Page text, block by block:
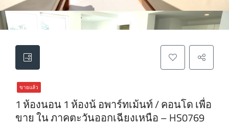
ขายแล้ว
1 ห้องนอน 1 ห้องน้ อพาร์ทเม้นท์ / คอนโด เพื่อ
ขาย ใน ภาคตะวันออกเฉียงเหนือ – HS0769